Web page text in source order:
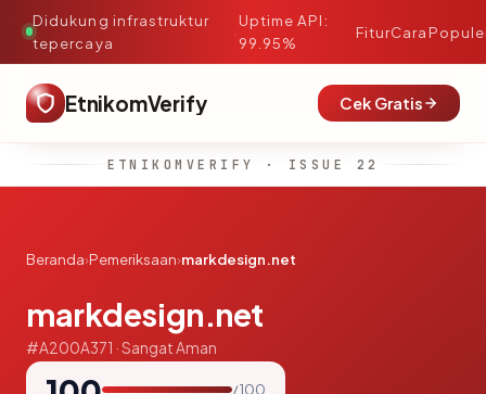
Didukung infrastruktur
tepercaya
·
Uptime API:
99.95%
FiturCara
EtnikomVerify Cek Gratis
ETNIKOMVERIFY · ISSUE 22
Beranda›Pemeriksaan›markdesign.net
markdesign.net
#A200A371 · Sangat Aman
/ 100